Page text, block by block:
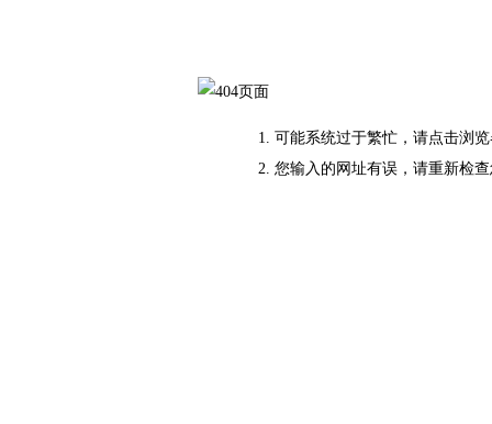
可能系统过于繁忙，请点击浏
您输入的网址有误，请重新检